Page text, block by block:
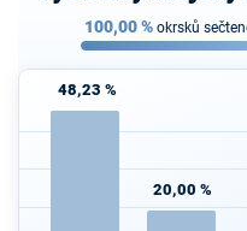
100,00% okrsků
48,23 %
20,00 %